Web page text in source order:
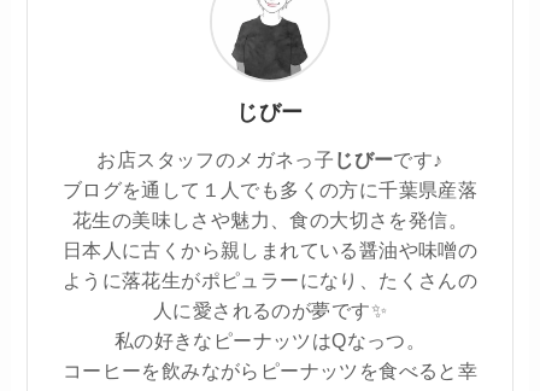
じびー
お店スタッフのメガネっ子 じびーです♪
ブログを通して１人でも多くの方に千葉県産落
花生の美味しさや魅力、食の大切さを発信。
日本人に古くから親しまれている醤油や味噌の
ように落花生がポピュラーになり、たくさんの
人に愛されるのが夢です✨
私の好きなピーナッツはQなっつ。
コーヒーを飲みながらピーナッツを食べると幸